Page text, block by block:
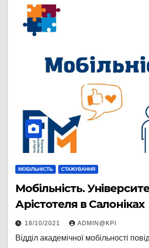
МОБІЛЬНІСТЬ СТАЖУВАННЯ
Мобільність.
Арістотеля в Салоніках
18/10/2021 ADMIN@KPI
Відділ академічної мобільності